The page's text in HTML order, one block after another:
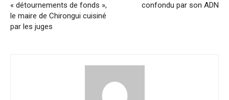
« détournements de fonds »,
le maire de Chirongui cuisiné
par les juges
confondu par son ADN